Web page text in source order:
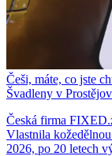
Češi, máte, co jste
Švadleny v
Česká firma
Vlastnila
2026, po 20 letech